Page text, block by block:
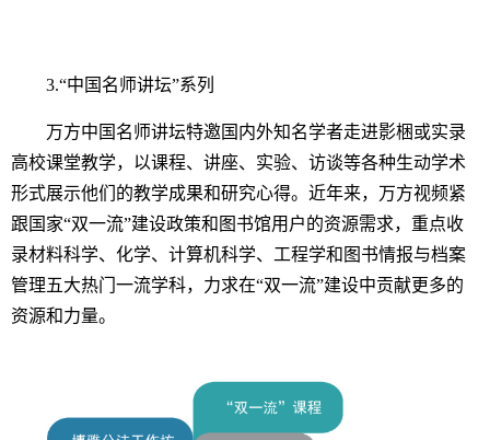
3.“中国名师讲坛”系列
万方中国名师讲坛特邀国内外知名学者走进影梱或实录
高校课堂教学，以课程、讲座、实验、访谈等各种生动学术
形式展示他们的教学成果和研究心得。近年来，万方视频紧
跟国家“双一流”建设政策和图书馆用户的资源需求，重点收
录材料科学、化学、计算机科学、工程学和图书情报与档案
管理五大热门一流学科，力求在“双一流”建设中贡献更多的
资源和力量。